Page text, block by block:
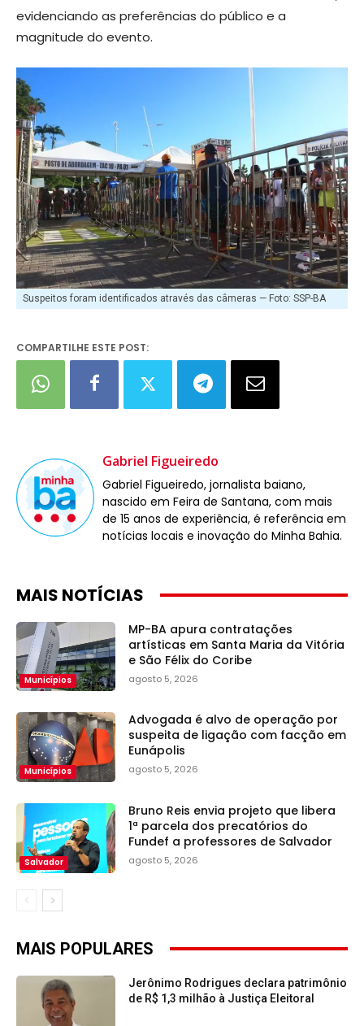
evidenciando as preferências do público e a
magnitude do evento.
Suspeitos foram identificados através das câmeras — Foto: SSP-BA
COMPARTILHE ESTE POST:
Gabriel Figueiredo
Gabriel Figueiredo, jornalista baiano,
nascido em Feira de Santana, com mais
de 15 anos de experiência, é referência em
notícias locais e inovação do Minha Bahia.
MAIS NOTÍCIAS
Municípios
MP-BA apura contratações
artísticas em Santa Maria da Vitória
e São Félix do Coribe
agosto 5, 2026
Municípios
Advogada é alvo de operação por
suspeita de ligação com facção em
Eunápolis
agosto 5, 2026
Salvador
Bruno Reis envia projeto que libera
1ª parcela dos precatórios do
Fundef a professores de Salvador
agosto 5, 2026
MAIS POPULARES
Jerônimo Rodrigues declara patrimônio
de R$ 1,3 milhão à Justiça Eleitoral